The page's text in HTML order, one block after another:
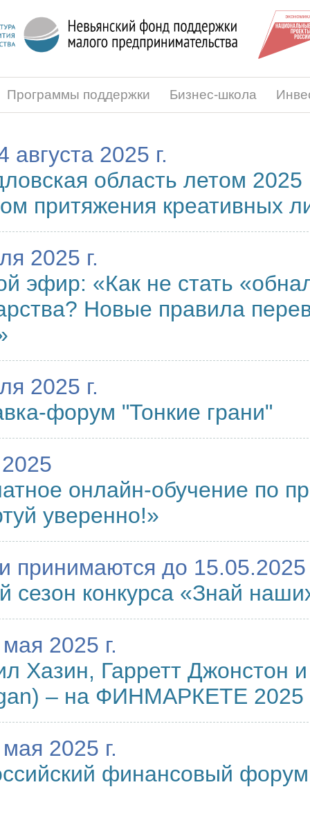
Программы поддержки Бизнес-школа
августа 2025 г.
область летом 2025
притяжения креативных
2025 г.
эфир: «Как не стать
Новые правила
2025 г.
форум "Тонкие грани"
онлайн-обучение по
уверенно!»
принимаются до 15.05.2025
сезон конкурса «Знай
2025 г.
Хазин, Гарретт Джонстон
– на ФИНМАРКЕТЕ 2025
2025 г.
финансовый